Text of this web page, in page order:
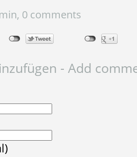
0 comments
- Add